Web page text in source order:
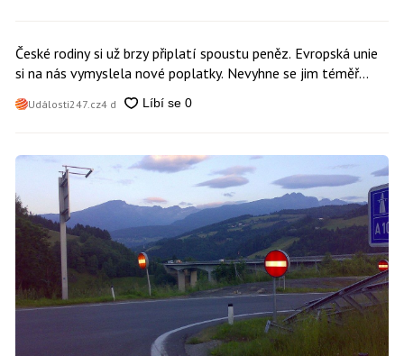
České rodiny si už brzy připlatí spoustu peněz. Evropská unie
si na nás vymyslela nové poplatky. Nevyhne se jim téměř
Události247.cz4 d